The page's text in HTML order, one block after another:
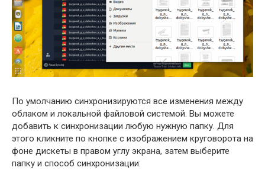
По умолчанию синхронизируются все изменения между
облаком и локальной файловой системой. Вы можете
добавить к синхронизации любую нужную папку. Для
этого кликните по кнопке с изображением круговорота на
фоне дискеты в правом углу экрана, затем выберите
папку и способ синхронизации: